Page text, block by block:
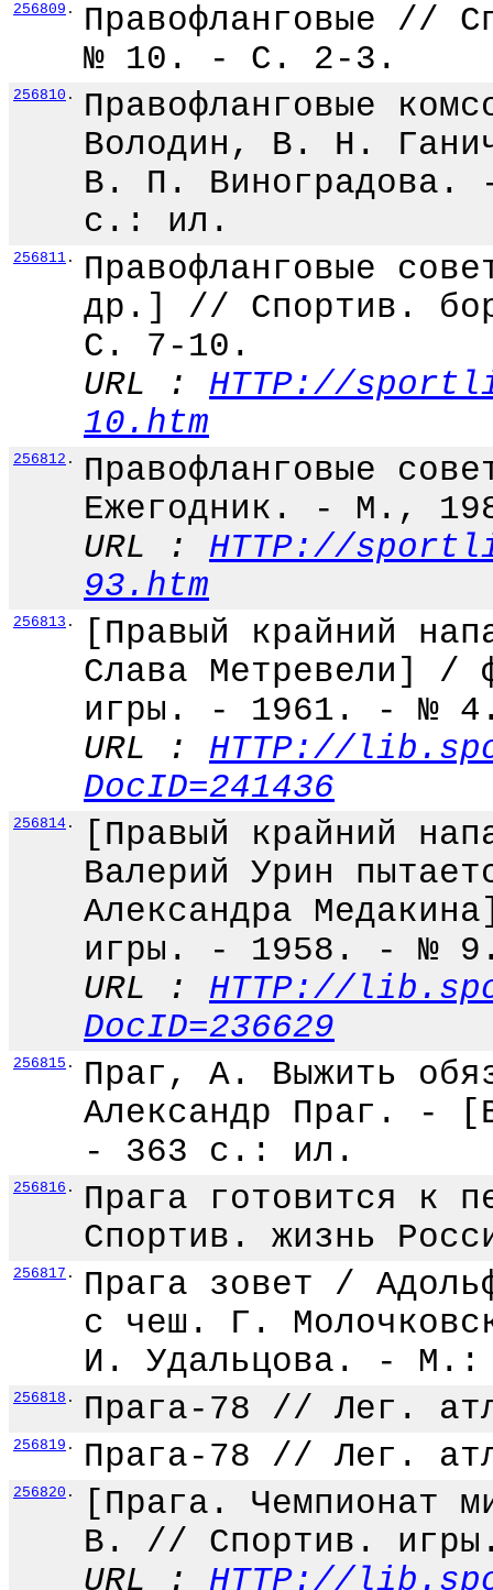
256809 .
Правофланговые //
№ 10. - С. 2-3.
256810 .
Правофланговые
Володин, В. Н.
В. П.
с.: ил.
256811 .
Правофланговые
др.] // Спортив.
С. 7-10.
URL : HTTP://
10.htm
256812 .
Правофланговые
Ежегодник. - М.,
URL : HTTP://
93.htm
256813 .
[Правый крайний
Слава Метревели]
игры. - 1961. - №
URL : HTTP://
DocID=241436
256814 .
[Правый крайний
Валерий Урин
Александра
игры. - 1958. - №
URL : HTTP://
DocID=236629
256815 .
Праг, А. Выжить
Александр Праг. -
- 363 с.: ил.
256816 .
Прага готовится к
Спортив. жизнь
256817 .
Прага зовет /
с чеш. Г.
И. Удальцова. -
256818 . Прага-78 // Лег.
256819 . Прага-78 // Лег.
256820 .
[Прага. Чемпионат
В. // Спортив.
URL : HTTP://